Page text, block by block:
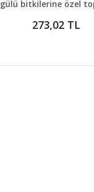
gülü bitkilerine özel
273,02 TL